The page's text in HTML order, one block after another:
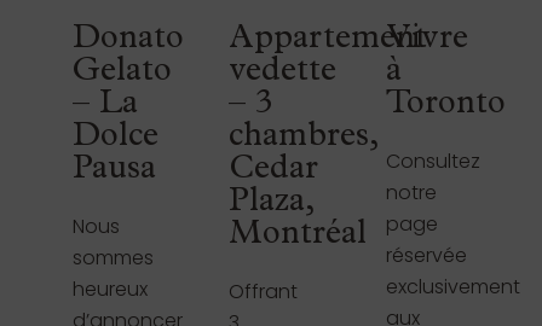
Donato
Gelato
– La
Dolce
Pausa
Nous
sommes
heureux
Appartement
vedette
– 3
chambres,
Cedar
Plaza,
Montréal
Offrant
Vivre
à
Toronto
Consultez
notre
page
réservée
exclusivement
aux